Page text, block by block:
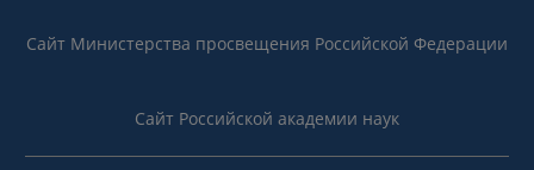
Сайт Министерства просвещения Российской Федерации
Сайт Российской академии наук